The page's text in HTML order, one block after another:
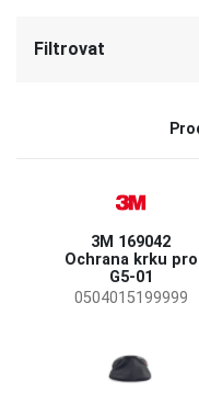
Filtrovat
3M
BOLLE
3M 169042
Ochrana krku pro
G5-01
0504015199999